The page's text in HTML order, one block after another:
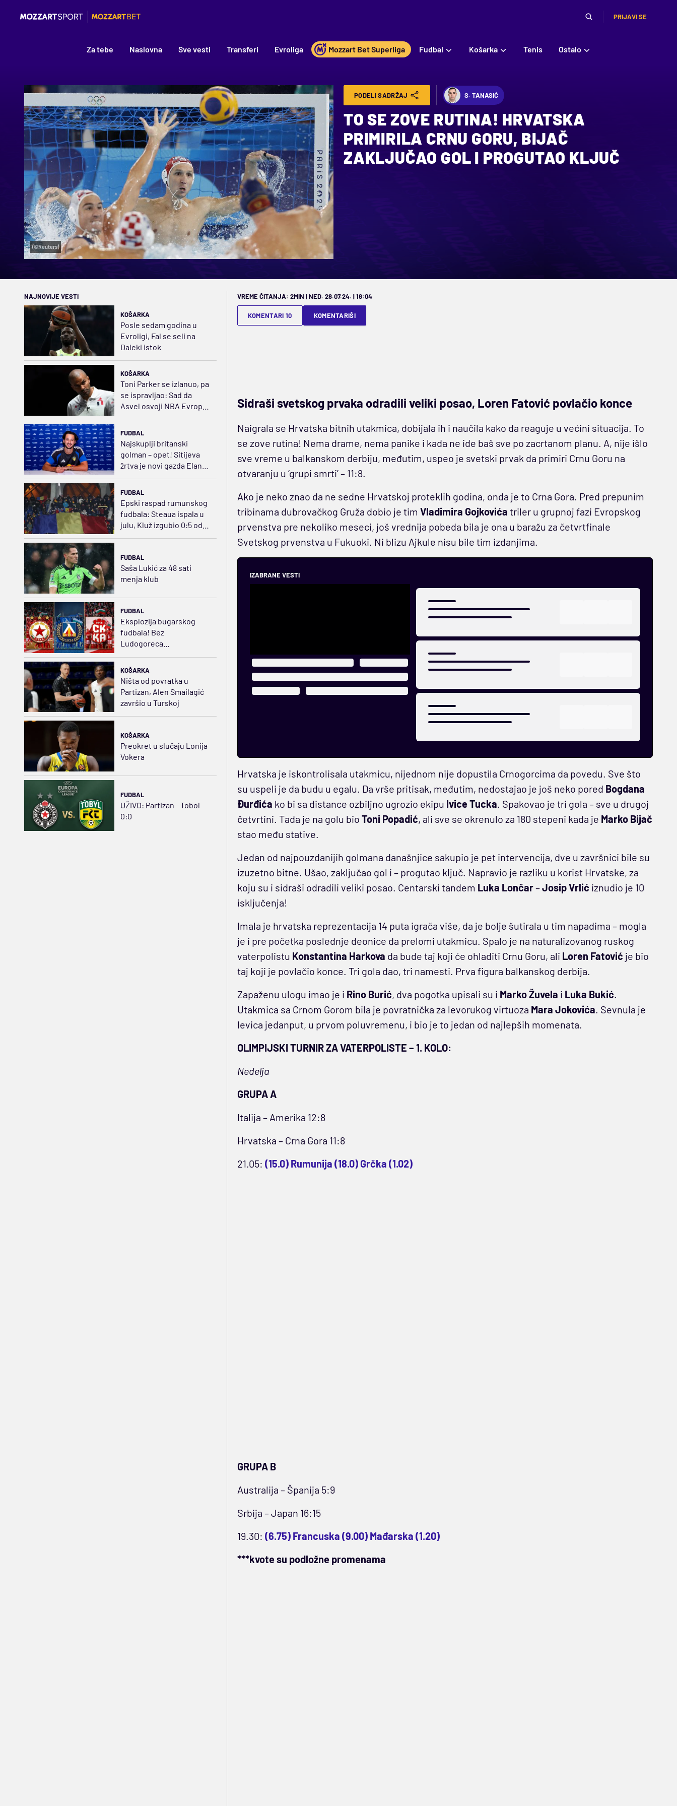
PRIJAVI SE
Za tebe Naslovna Sve vesti Transferi Evroliga Mozzart Bet Superliga Fudbal Košarka Tenis Ostalo
(©Reuters)
PODELI SADRŽAJ S. TANASIĆ
TO SE ZOVE RUTINA! HRVATSKA
PRIMIRILA CRNU GORU, BIJAČ
ZAKLJUČAO GOL I PROGUTAO KLJUČ
NAJNOVIJE VESTI
KOŠARKA
Posle sedam godina u
Evroligi, Fal se seli na
Daleki istok
KOŠARKA
Toni Parker se izlanuo, pa
se ispravljao: Sad da
Asvel osvoji NBA Evropu,
FUDBAL
Najskuplji britanski
golman – opet! Sitijeva
žrtva je novi gazda Eland
Rouda
FUDBAL
Epski raspad rumunskog
fudbala: Steaua ispala u
julu, Kluž izgubio 0:5 od
Norvežana
FUDBAL
Saša Lukić za 48 sati
menja klub
FUDBAL
Eksplozija bugarskog
fudbala! Bez
Ludogoreca…
KOŠARKA
Ništa od povratka u
Partizan, Alen Smailagić
završio u Turskoj
KOŠARKA
Preokret u slučaju Lonija
Vokera
FUDBAL
UŽIVO: Partizan - Tobol
0:0
VREME ČITANJA: 2MIN | NED. 28.07.24. | 18:04
KOMENTARI 10 KOMENTARIŠI
Sidraši svetskog prvaka odradili veliki posao, Loren Fatović povlačio konce
Naigrala se Hrvatska bitnih utakmica, dobijala ih i naučila kako da reaguje u većini situacija. To
se zove rutina! Nema drame, nema panike i kada ne ide baš sve po zacrtanom planu. A, nije išlo
sve vreme u balkanskom derbiju, međutim, uspeo je svetski prvak da primiri Crnu Goru na
otvaranju u ‘grupi smrti’ – 11:8.
Ako je neko znao da ne sedne Hrvatskoj proteklih godina, onda je to Crna Gora. Pred prepunim
tribinama dubrovačkog Gruža dobio je tim Vladimira Gojkovića triler u grupnoj fazi Evropskog
prvenstva pre nekoliko meseci, još vrednija pobeda bila je ona u baražu za četvrtfinale
Svetskog prvenstva u Fukuoki. Ni blizu Ajkule nisu bile tim izdanjima.
IZABRANE VESTI
Hrvatska je iskontrolisala utakmicu, nijednom nije dopustila Crnogorcima da povedu. Sve što
su uspeli je da budu u egalu. Da vrše pritisak, međutim, nedostajao je još neko pored Bogdana
Đurđića ko bi sa distance ozbiljno ugrozio ekipu Ivice Tucka. Spakovao je tri gola – sve u drugoj
četvrtini. Tada je na golu bio Toni Popadić, ali sve se okrenulo za 180 stepeni kada je Marko Bijač
stao među stative.
Jedan od najpouzdanijih golmana današnjice sakupio je pet intervencija, dve u završnici bile su
izuzetno bitne. Ušao, zaključao gol i – progutao ključ. Napravio je razliku u korist Hrvatske, za
koju su i sidraši odradili veliki posao. Centarski tandem Luka Lončar–Josip Vrlić iznudio je 10
isključenja!
Imala je hrvatska reprezentacija 14 puta igrača više, da je bolje šutirala u tim napadima – mogla
je i pre početka poslednje deonice da prelomi utakmicu. Spalo je na naturalizovanog ruskog
vaterpolistu Konstantina Harkova da bude taj koji će ohladiti Crnu Goru, ali Loren Fatović je bio
taj koji je povlačio konce. Tri gola dao, tri namesti. Prva figura balkanskog derbija.
Zapaženu ulogu imao je i Rino Burić, dva pogotka upisali su i Marko Žuvela i Luka Bukić.
Utakmica sa Crnom Gorom bila je povratnička za levorukog virtuoza Mara Jokovića. Sevnula je
levica jedanput, u prvom poluvremenu, i bio je to jedan od najlepših momenata.
OLIMPIJSKI TURNIR ZA VATERPOLISTE – 1. KOLO:
Nedelja
GRUPA A
Italija – Amerika 12:8
Hrvatska – Crna Gora 11:8
21.05: (15.0) Rumunija (18.0) Grčka (1.02)
GRUPA B
Australija – Španija 5:9
Srbija – Japan 16:15
19.30: (6.75) Francuska (9.00) Mađarska (1.20)
***kvote su podložne promenama